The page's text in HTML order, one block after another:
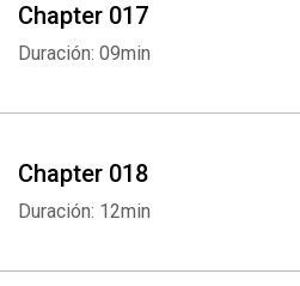
Chapter 017
Duración: 09min
Chapter 018
Duración: 12min